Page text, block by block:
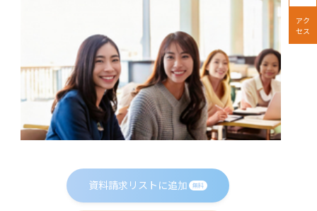
資料請求リストに追加 無料
アク
セス